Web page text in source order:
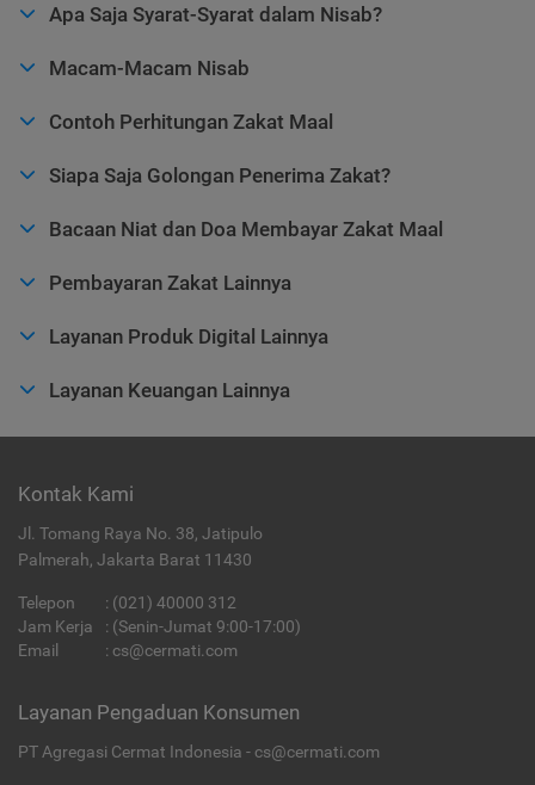
Apa Saja Syarat-Syarat dalam Nisab?
Macam-Macam Nisab
Contoh Perhitungan Zakat Maal
Siapa Saja Golongan Penerima Zakat?
Bacaan Niat dan Doa Membayar Zakat Maal
Pembayaran Zakat Lainnya
Layanan Produk Digital Lainnya
Layanan Keuangan Lainnya
Kontak Kami
Jl. Tomang Raya No. 38, Jatipulo
Palmerah, Jakarta Barat 11430
Telepon : (021) 40000 312
Jam Kerja
: (Senin-Jumat 9:00-17:00)
Email
: cs@cermati.com
Layanan Pengaduan Konsumen
PT Agregasi Cermat Indonesia - cs@cermati.com